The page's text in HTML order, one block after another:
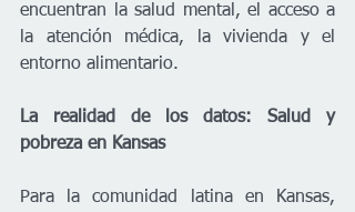
encuentran la salud mental, el acceso a
la atención médica, la vivienda y el
entorno alimentario.
La realidad de los datos: Salud y
pobreza en Kansas
Para la comunidad latina en Kansas,